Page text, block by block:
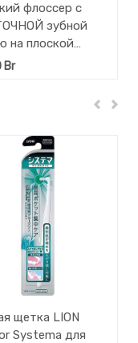
флоссер с
зубной
на плоской
EBISU (с 2 лет)
Br
Пред
щетка LION
Systema для